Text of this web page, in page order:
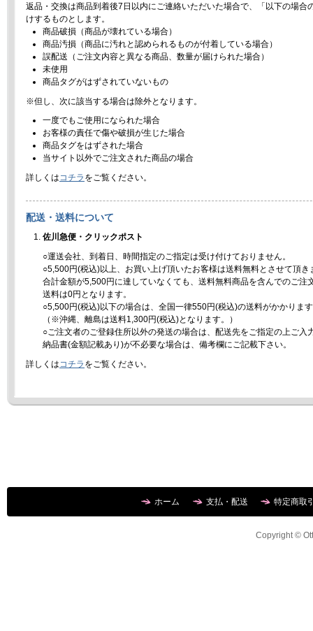
返品・交換は商品到着後7日以内にご連絡いただいた場合で、「以下の場合
けするものとします。
商品破損（商品が壊れている場合）
商品汚損（商品に汚れと認められるものが付着している場合）
誤配送（ご注文内容と異なる商品、数量が届けられた場合）
未使用
商品タグがはずされていないもの
※但し、次に該当する場合は除外となります。
一度でもご使用になられた場合
お客様の責任で傷や破損が生じた場合
商品タグをはずされた場合
当サイト以外でご注文された商品の場合
詳しくは コチラ をご覧ください。
配送・送料について
佐川急便・クリックポスト
○運送会社、到着日、時間指定のご指定は受け付けておりません。
○5,500円(税込)以上、お買い上げ頂いたお客様は送料無料とさせて頂き
合計金額が5,500円に達していなくても、送料無料商品を含んでのご注
送料は0円となります。
○5,500円(税込)以下の場合は、全国一律550円(税込)の送料がかかりま
（※沖縄、離島は送料1,300円(税込)となります。）
○ご注文者のご登録住所以外の発送の場合は、配送先をご指定の上ご入
納品書(金額記載あり)が不必要な場合は、備考欄にご記載下さい。
詳しくは コチラ をご覧ください。
ホーム 支払・配送 特定商取
Copyright ©